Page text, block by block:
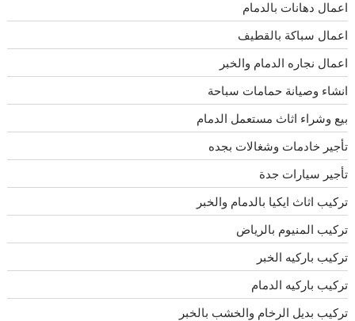
اعمال دهانات بالدمام
اعمال سباكة بالقطيف
اعمال نجاره الدمام والخبر
انشاء وصيانة حمامات سباحة
بيع وشراء اثاث مستعمل الدمام
تأجير خادمات وشغالات بجده
تأجير سيارات جدة
تركيب اثاث ايكيا بالدمام والخبر
تركيب المنيوم بالرياض
تركيب باركيه الخبر
تركيب باركيه الدمام
تركيب بديل الرخام والخشب بالخبر